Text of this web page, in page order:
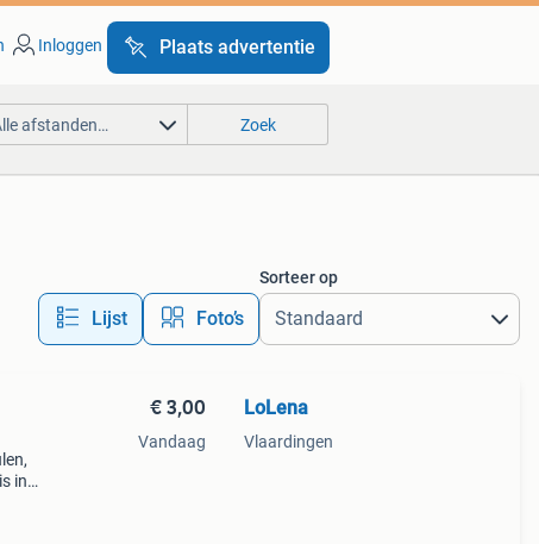
Inloggen Plaats advertentie
afstanden… Zoek
Lijst Foto’s
Sorteer op
in
€ 3,00
Vandaag
LoLena
Vlaardingen